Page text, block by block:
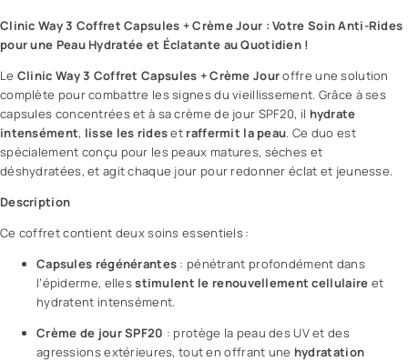
Clinic Way3 Coffret Capsules + Crème Jour : Votre Soin Anti-Rides
pour une Peau Hydratée et Éclatante au Quotidien !
Le Clinic Way3 Coffret Capsules +Crème Jouroffre une solution
complète pour combattre les signes du vieillissement. Grâce à ses
capsules concentrées et à sa crème de jour SPF20, il hydrate
intensément, lisse les rideset raffermit la peau. Ce duo est
spécialement conçu pour les peaux matures, sèches et
déshydratées, et agit chaque jour pour redonner éclat et jeunesse.
Description
Ce coffret contient deux soins essentiels :
Capsules régénérantes : pénétrant profondément dans
l’épiderme, ellesstimulent le renouvellement cellulaire et
hydratent intensément.
Crème de jour SPF20 : protège la peau des UV et des
agressions extérieures, tout en offrant une hydratation